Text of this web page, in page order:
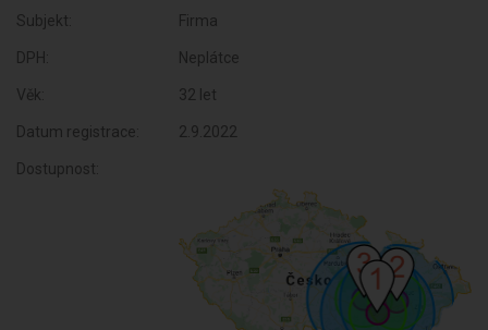
Subjekt: Firma
DPH: Neplátce
Věk: 32 let
Datum registrace: 2.9.2022
Dostupnost: